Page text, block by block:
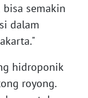
bisa semakin
dalam
hidroponik
royong.